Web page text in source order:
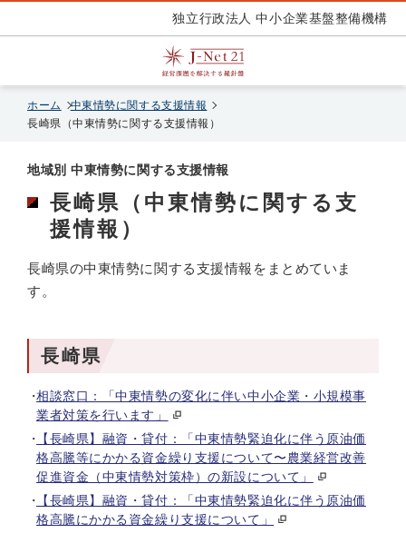
独立行政法人 中小企業基盤整備機構
ホーム
中東情勢に関する支援情報
長崎県（中東情勢に関する支援情報）
地域別 中東情勢に関する支援情報
長崎県（中東情勢に関する支
援情報）
長崎県の中東情勢に関する支援情報をまとめていま
す。
長崎県
相談窓口：「中東情勢の変化に伴い中小企業・小規模事
業者対策を行います」
【長崎県】融資・貸付：「中東情勢緊迫化に伴う原油価
格高騰等にかかる資金繰り支援について〜農業経営改善
促進資金（中東情勢対策枠）の新設について」
【長崎県】融資・貸付：「中東情勢緊迫化に伴う原油価
格高騰にかかる資金繰り支援について」